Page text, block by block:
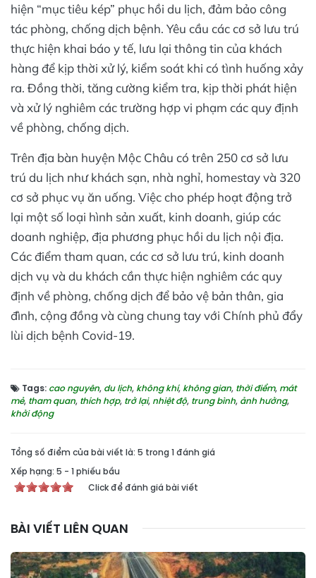
hiện “mục tiêu kép” phục hồi du lịch, đảm bảo công
tác phòng, chống dịch bệnh. Yêu cầu các cơ sở lưu trú
thực hiện khai báo y tế, lưu lại thông tin của khách
hàng để kịp thời xử lý, kiểm soát khi có tình huống xảy
ra. Đồng thời, tăng cường kiểm tra, kịp thời phát hiện
và xử lý nghiêm các trường hợp vi phạm các quy định
về phòng, chống dịch.
Trên địa bàn huyện Mộc Châu có trên 250 cơ sở lưu
trú du lịch như khách sạn, nhà nghỉ, homestay và 320
cơ sở phục vụ ăn uống. Việc cho phép hoạt động trở
lại một số loại hình sản xuất, kinh doanh, giúp các
doanh nghiệp, địa phương phục hồi du lịch nội địa.
Các điểm tham quan, các cơ sở lưu trú, kinh doanh
dịch vụ và du khách cần thực hiện nghiêm các quy
định về phòng, chống dịch để bảo vệ bản thân, gia
đình, cộng đồng và cùng chung tay với Chính phủ đẩy
lùi dịch bệnh Covid-19.
Tags: cao nguyên, du lịch, không khí, không gian, thời điểm, mát
mẻ, tham quan, thích hợp, trở lại, nhiệt độ, trung bình, ảnh hưởng,
khởi động
Tổng số điểm của bài viết là: 5 trong 1 đánh giá
Xếp hạng: 5 - 1 phiếu bầu
Click để đánh giá bài viết
BÀI VIẾT LIÊN QUAN